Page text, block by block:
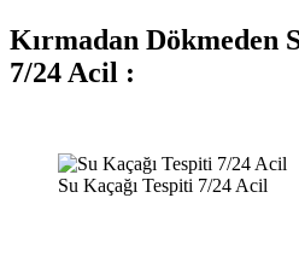
Kırmadan Dökmeden
7/24 Acil :
Su Kaçağı Tespiti 7/24 Acil